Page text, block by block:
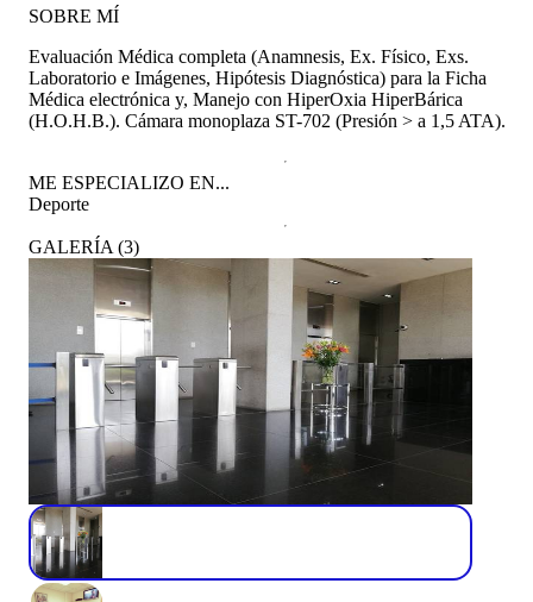
SOBRE MÍ
Evaluación Médica completa (Anamnesis, Ex. Físico, Exs.
Laboratorio e Imágenes, Hipótesis Diagnóstica) para la Ficha
Médica electrónica y, Manejo con HiperOxia HiperBárica
(H.O.H.B.). Cámara monoplaza ST-702 (Presión > a 1,5 ATA).
ME ESPECIALIZO EN...
Deporte
GALERÍA (3)